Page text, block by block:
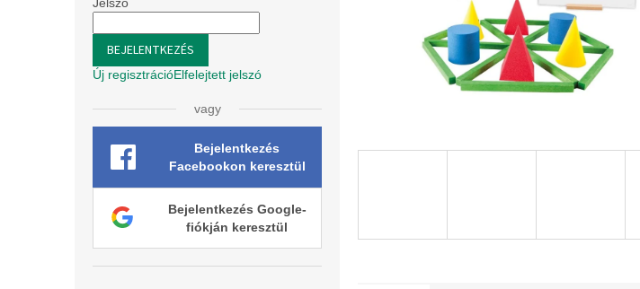
BEJELENTKEZÉS
Új regisztrációElfelejtett jelszó
vagy
Bejelentkezés
Facebookon keresztül
Bejelentkezés Google-
fiókján keresztül